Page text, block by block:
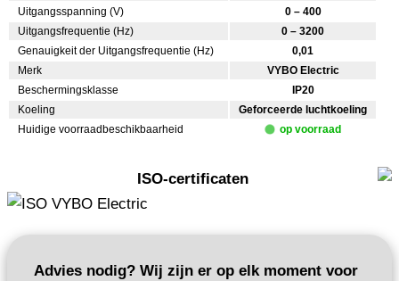
Uitgangsspanning (V)
0 – 400
Uitgangsfrequentie (Hz)
0 – 3200
Genauigkeit der Uitgangsfrequentie (Hz)
0,01
Merk
VYBO Electric
Beschermingsklasse
IP20
Koeling
Geforceerde luchtkoeling
Huidige voorraadbeschikbaarheid
op voorraad
ISO-certificaten
Advies nodig? Wij zijn er op elk moment voor